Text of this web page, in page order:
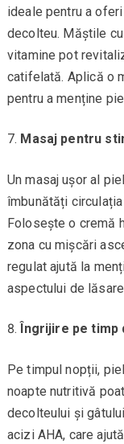
ideale pentru a
decolteu. Măștile
vitamine pot
catifelată. Aplică o
pentru a menține
Masaj pentru
Un masaj ușor al
îmbunătăți
Folosește o cremă
zona cu mișcări
regulat ajută la
aspectului de
Îngrijire pe timp
Pe timpul nopții,
noapte nutritivă
decolteului și
acizi AHA, care